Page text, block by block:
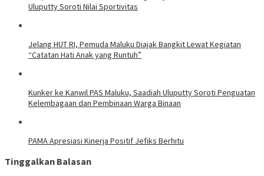
Uluputty Soroti Nilai Sportivitas
Jelang HUT RI, Pemuda Maluku Diajak Bangkit Lewat Kegiatan
“Catatan Hati Anak yang Runtuh”
Kunker ke Kanwil PAS Maluku, Saadiah Uluputty Soroti Penguatan
Kelembagaan dan Pembinaan Warga Binaan
PAMA Apresiasi Kinerja Positif Jefiks Berhitu
Tinggalkan Balasan